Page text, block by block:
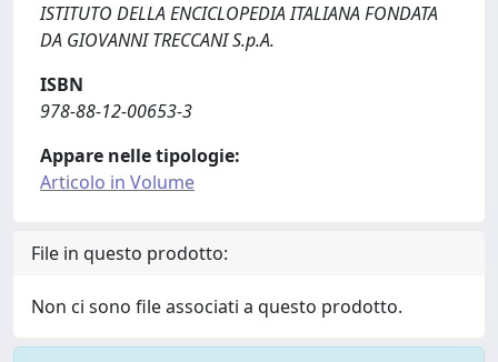
ISTITUTO DELLA ENCICLOPEDIA ITALIANA FONDATA
DA GIOVANNI TRECCANI S.p.A.
ISBN
978-88-12-00653-3
Appare nelle tipologie:
Articolo in Volume
File in questo prodotto:
Non ci sono file associati a questo prodotto.